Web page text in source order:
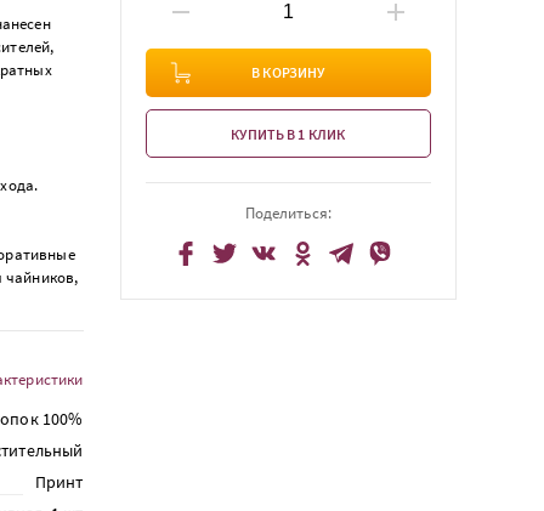
чайников,
100%
Принт
В КОРЗИНУ
КУПИТЬ В 1 КЛИК
Поделиться: